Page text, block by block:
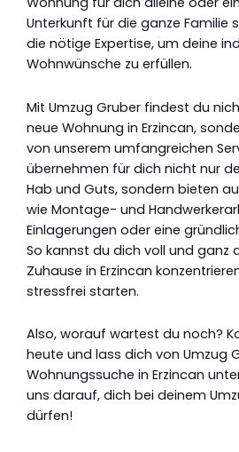
Unterkunft für die ganze Familie
die nötige Expertise, um deine
Wohnwünsche zu erfüllen.
Mit Umzug Gruber findest du
neue Wohnung in Erzincan,
von unserem umfangreichen
übernehmen für dich nicht nur
Hab und Guts, sondern bieten
wie Montage- und
Einlagerungen oder eine
So kannst du dich voll und ganz
Zuhause in Erzincan
stressfrei starten.
Also, worauf wartest du noch?
heute und lass dich von Umzug
Wohnungssuche in Erzincan
uns darauf, dich bei deinem
dürfen!